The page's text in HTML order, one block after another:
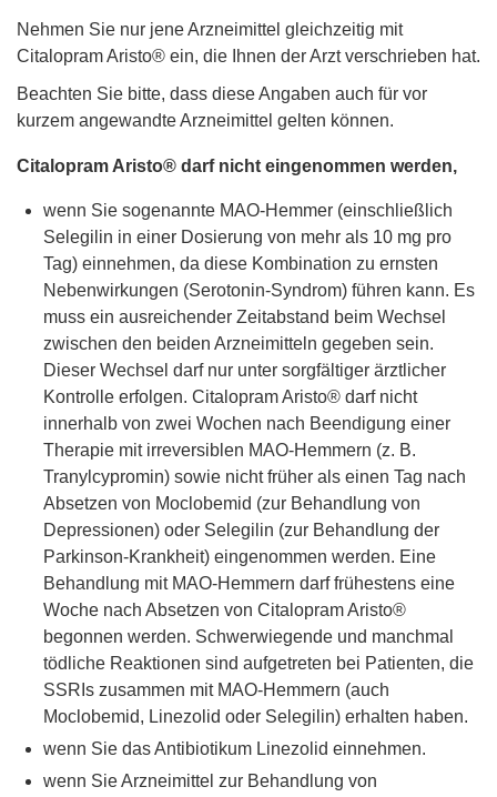
Nehmen Sie nur jene Arzneimittel gleichzeitig mit
Citalopram Aristo® ein, die Ihnen der Arzt verschrieben hat.
Beachten Sie bitte, dass diese Angaben auch für vor
kurzem angewandte Arzneimittel gelten können.
Citalopram Aristo® darf nicht eingenommen werden,
wenn Sie sogenannte MAO-Hemmer (einschließlich
Selegilin in einer Dosierung von mehr als 10 mg pro
Tag) einnehmen, da diese Kombination zu ernsten
Nebenwirkungen (Serotonin-Syndrom) führen kann. Es
muss ein ausreichender Zeitabstand beim Wechsel
zwischen den beiden Arzneimitteln gegeben sein.
Dieser Wechsel darf nur unter sorgfältiger ärztlicher
Kontrolle erfolgen. Citalopram Aristo® darf nicht
innerhalb von zwei Wochen nach Beendigung einer
Therapie mit irreversiblen MAO-Hemmern (z. B.
Tranylcypromin) sowie nicht früher als einen Tag nach
Absetzen von Moclobemid (zur Behandlung von
Depressionen) oder Selegilin (zur Behandlung der
Parkinson-Krankheit) eingenommen werden. Eine
Behandlung mit MAO-Hemmern darf frühestens eine
Woche nach Absetzen von Citalopram Aristo®
begonnen werden. Schwerwiegende und manchmal
tödliche Reaktionen sind aufgetreten bei Patienten, die
SSRIs zusammen mit MAO-Hemmern (auch
Moclobemid, Linezolid oder Selegilin) erhalten haben.
wenn Sie das Antibiotikum Linezolid einnehmen.
wenn Sie Arzneimittel zur Behandlung von